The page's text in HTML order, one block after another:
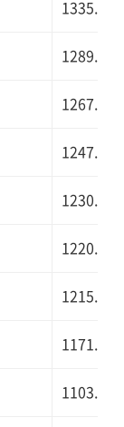
1335.2万
1289.9万
1267.2万
1247.4万
1230.2万
1220.5万
1215.3万
1171.5万
1103.3万